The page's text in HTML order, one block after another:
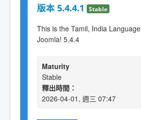
版本 5.4.4.1 Stable
This is the Tamil, India
Joomla! 5.4.4
Maturity
Stable
釋出時間：
2026-04-01, 週三 07:47